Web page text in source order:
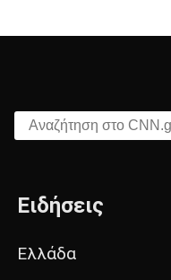
Αναζήτηση στο CNN.gr
Ειδήσεις
Ελλάδα